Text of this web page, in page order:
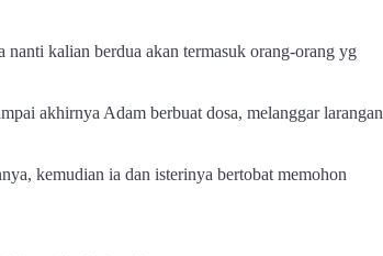
kalian berdua akan termasuk orang-orang yg
akhirnya Adam berbuat dosa, melanggar larangan
kemudian ia dan isterinya bertobat memohon